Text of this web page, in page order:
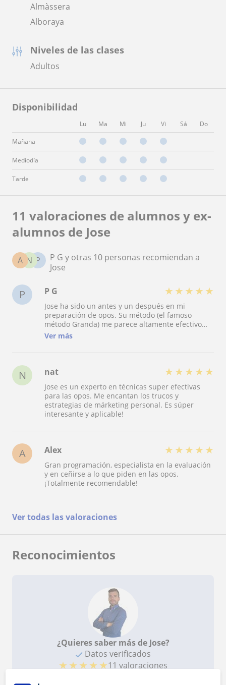
Almàssera
Alboraya
Niveles de las clases
Adultos
Disponibilidad
Lu Ma Mi Ju Vi Sá Do
Mañana
Mediodía
Tarde
11 valoraciones de alumnos y ex-
alumnos de Jose
P
N
A
P G y otras 10 personas recomiendan a
Jose
P P G ★ ★ ★ ★ ★
Jose ha sido un antes y un después en mi
preparación de opos. Su método (el famoso
método Granda) me parece altamente efectivo
para unas opos de profesorado. He aprendido
él.
Ver más
N nat ★ ★ ★ ★ ★
Jose es un experto en técnicas super efectivas
para las opos. Me encantan los trucos y
estrategias de márketing personal. Es súper
interesante y aplicable!
A Alex ★ ★ ★ ★ ★
Gran programación, especialista en la evaluación
y en ceñirse a lo que piden en las opos.
¡Totalmente recomendable!
Ver todas las valoraciones
Reconocimientos
¿Quieres saber más de Jose?
Datos verificados
★★★★★11 valoraciones